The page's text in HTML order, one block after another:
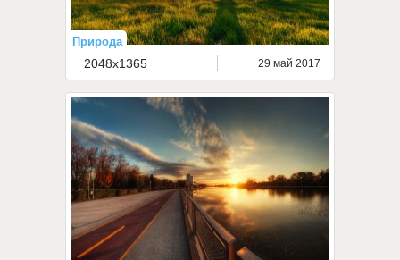
Природа
2048x1365 29 май 2017